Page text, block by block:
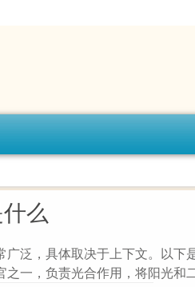
么
广泛，具体取决于上下文。以下
之一，负责光合作用，将阳光和